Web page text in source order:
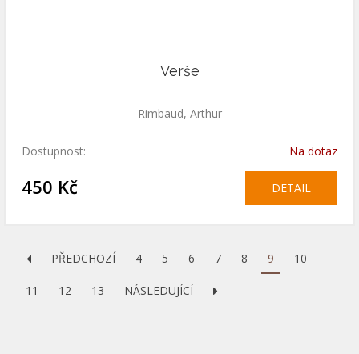
Verše
Rimbaud, Arthur
Dostupnost: Na dotaz
450 Kč DETAIL
PŘEDCHOZÍ 4 5 6 7 8 9 10
11 12 13 NÁSLEDUJÍCÍ